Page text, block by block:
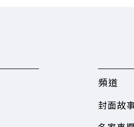
頻道
封面故